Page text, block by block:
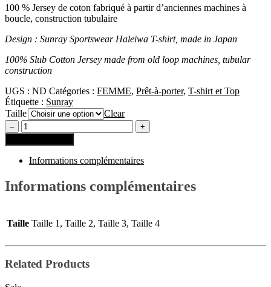
100 % Jersey de coton fabriqué à partir d’anciennes machines à
boucle, construction tubulaire
Design : Sunray Sportswear Haleiwa T-shirt, made in Japan
100% Slub Cotton Jersey made from old loop machines, tubular
construction
UGS : ND Catégories : FEMME, Prêt-à-porter, T-shirt et Top
Étiquette : Sunray
Taille
Clear
Informations complémentaires
Informations complémentaires
Taille Taille 1, Taille 2, Taille 3, Taille 4
Related Products